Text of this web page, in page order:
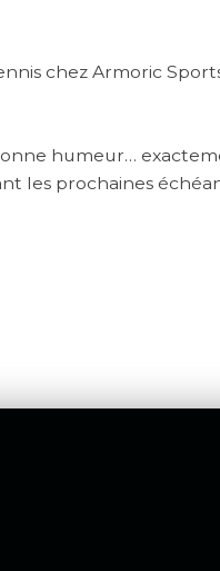
chez Armoric
humeur…
les prochaines